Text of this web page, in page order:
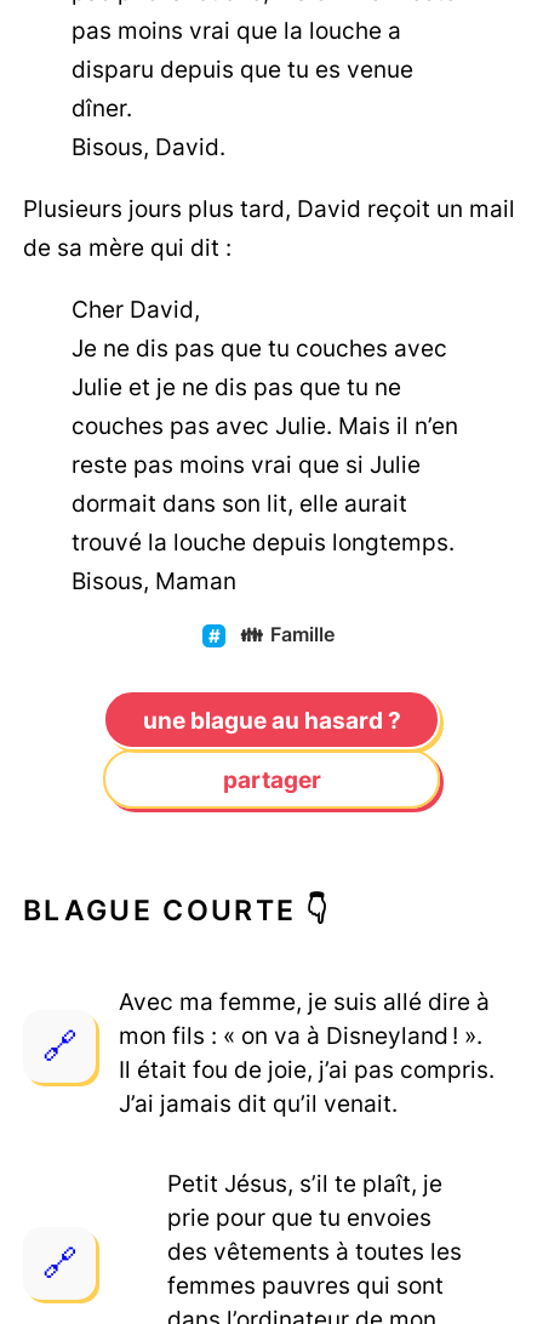
pas moins vrai que la louche a
disparu depuis que tu es venue
dîner.
Bisous, David.
Plusieurs jours plus tard, David reçoit un mail
de sa mère qui dit :
Cher David,
Je ne dis pas que tu couches avec
Julie et je ne dis pas que tu ne
couches pas avec Julie. Mais il n’en
reste pas moins vrai que si Julie
dormait dans son lit, elle aurait
trouvé la louche depuis longtemps.
Bisous, Maman
👪 Famille
une blague au hasard ?
partager
BLAGUE COURTE 👇
Avec ma femme, je suis allé dire à
mon fils : « on va à Disneyland ! ».
Il était fou de joie, j’ai pas compris.
J’ai jamais dit qu’il venait.
Petit Jésus, s’il te plaît, je
prie pour que tu envoies
des vêtements à toutes les
femmes pauvres qui sont